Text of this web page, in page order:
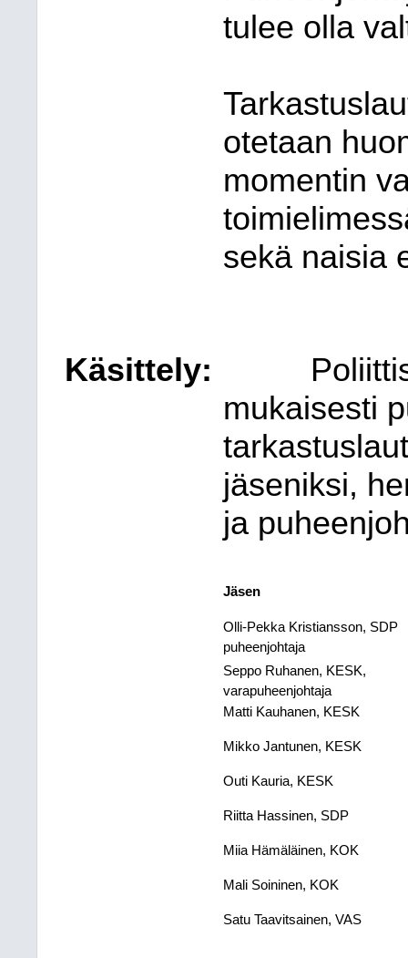
tulee olla
otetaan
momentin
sekä naisia
Käsittely:
mukaisesti
jäseniksi,
ja
Jäsen​
Olli-Pekka Kristiansson, SDP
puheenjohtaja​
Seppo Ruhanen, KESK,
varapuheenjohtaja​
Matti Kauhanen, KESK​
Mikko Jantunen, KESK​
Outi Kauria, KESK​
Riitta Hassinen, SDP​
Miia Hämäläinen, KOK​
Mali Soininen, KOK​
Satu Taavitsainen, VAS​